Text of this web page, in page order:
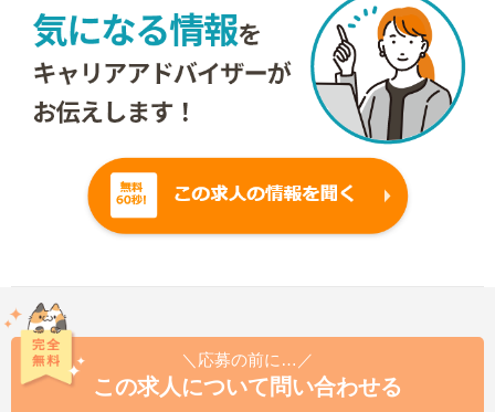
＼応募の前に…／
この求人について問い合わせる